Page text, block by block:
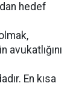
hedef
avukatlığını
En kısa